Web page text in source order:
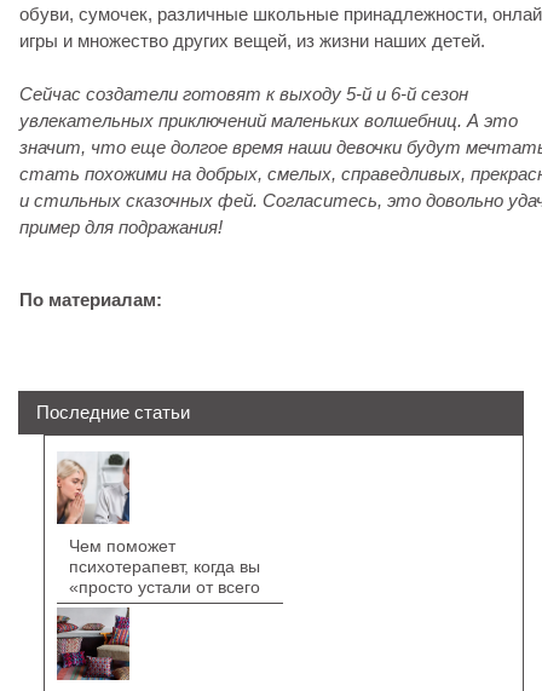
обуви, сумочек, различные школьные принадлежности,
игры и множество других вещей, из жизни наших детей.
Сейчас создатели готовят к выходу 5-й и 6-й сезон
увлекательных приключений маленьких волшебниц. А это
значит, что еще долгое время наши девочки будут
стать похожими на добрых, смелых, справедливых,
и стильных сказочных фей. Согласитесь, это довольно
пример для подражания!
По материалам:
Последние статьи
Чем поможет
психотерапевт, когда вы
«просто устали от всего